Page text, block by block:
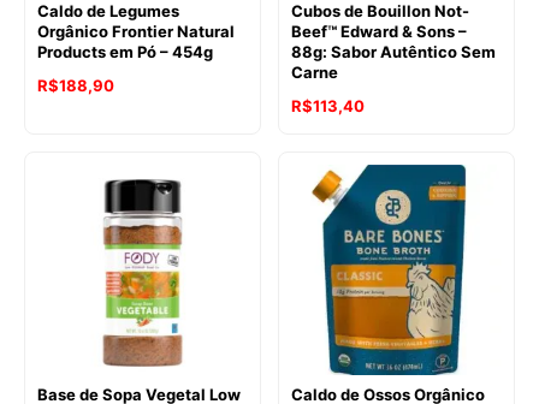
Caldo de Legumes
Orgânico Frontier Natural
Products em Pó – 454g
O
R$248,06.
R$188,90O
é:
R$188,90.
Cubos de Bouillon Not-
Beef™ Edward & Sons –
88g: Sabor Autêntico Sem
Carne
O
original
era:
R$162,23.
R$113,40O
atual
é:
R$113,40.
Base de Sopa Vegetal Low Caldo de Ossos Orgânico